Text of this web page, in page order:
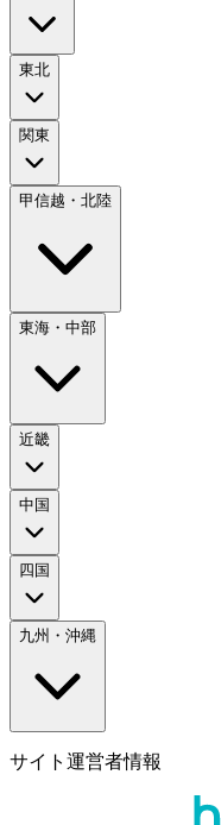
東北
関東
甲信越・北陸
東海・中部
近畿
中国
四国
九州・沖縄
サイト運営者情報